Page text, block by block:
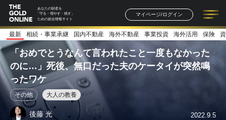
あなたの財産を
「守る・増やす・残す」
ための総合情報サイト
マイページ/ログイン
記事一覧 連載一覧
著者一覧 書籍一覧
最新 相続・事業承継 国内不動産 海外不動産 事業投資 海外活用 保険
「おめでとうなんて言われたこと一度もなかった
のに…」死後、無口だった夫のケータイが突然鳴
ったワケ
その他 大人の教養
後藤 光 2022.9.5